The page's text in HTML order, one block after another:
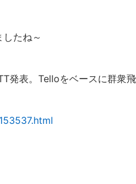
たね～
発表。Telloをベースに群衆飛